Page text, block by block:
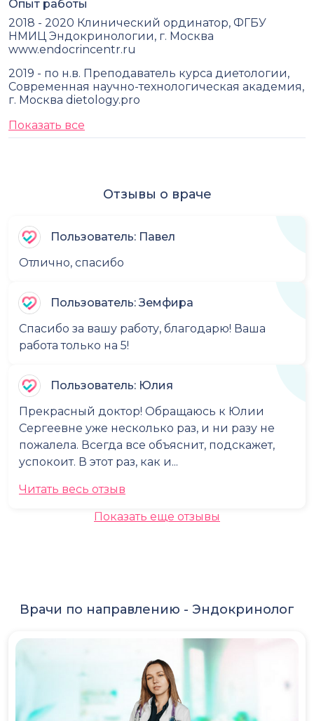
Опыт работы
2018 - 2020 Клинический ординатор, ФГБУ
НМИЦ Эндокринологии, г. Москва
www.endocrincentr.ru
2019 - по н.в. Преподаватель курса диетологии,
Современная научно-технологическая академия,
г. Москва dietology.pro
Показать все
Отзывы о враче
Пользователь: Павел
Отлично, спасибо
Пользователь: Земфира
Спасибо за вашу работу, благодарю! Ваша
работа только на 5!
Пользователь: Юлия
Прекрасный доктор! Обращаюсь к Юлии
Сергеевне уже несколько раз, и ни разу не
пожалела. Всегда все объяснит, подскажет,
успокоит. В этот раз, как и...
Читать весь отзыв
Показать еще отзывы
Врачи по направлению - Эндокринолог